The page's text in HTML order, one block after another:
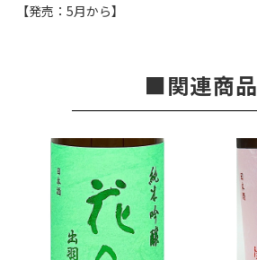
【発売：5月から】
関連商品